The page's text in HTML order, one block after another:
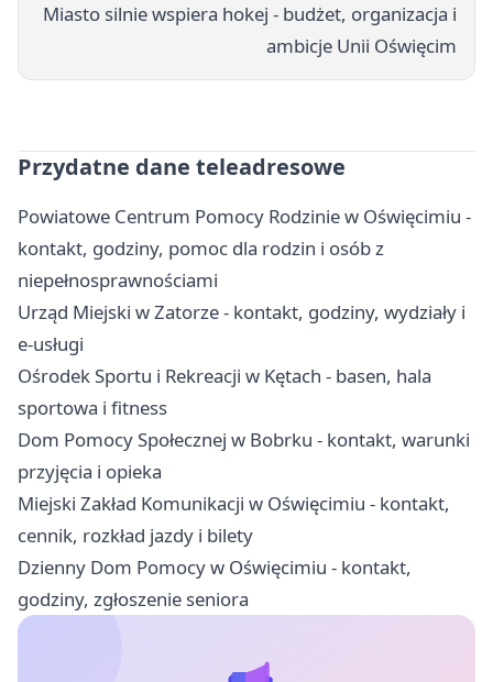
Miasto silnie wspiera hokej - budżet, organizacja i
ambicje Unii Oświęcim
Przydatne dane teleadresowe
Powiatowe Centrum Pomocy Rodzinie w Oświęcimiu -
kontakt, godziny, pomoc dla rodzin i osób z
niepełnosprawnościami
Urząd Miejski w Zatorze - kontakt, godziny, wydziały i
e-usługi
Ośrodek Sportu i Rekreacji w Kętach - basen, hala
sportowa i fitness
Dom Pomocy Społecznej w Bobrku - kontakt, warunki
przyjęcia i opieka
Miejski Zakład Komunikacji w Oświęcimiu - kontakt,
cennik, rozkład jazdy i bilety
Dzienny Dom Pomocy w Oświęcimiu - kontakt,
godziny, zgłoszenie seniora